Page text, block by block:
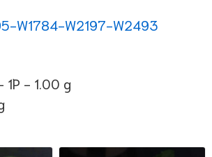
W1784-W2197-W2493
1P - 1.00 g